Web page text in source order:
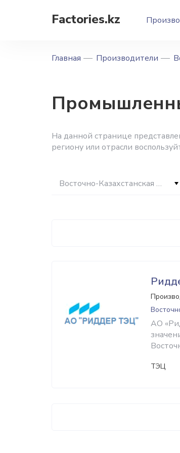
Factories.kz
Главная Производители
На данной странице
региону или отрасли
Восточно-Казахстанская область
АО
ТЭЦ